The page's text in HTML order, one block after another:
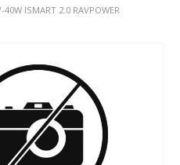
40W ISMART 2.0 RAVPOWER